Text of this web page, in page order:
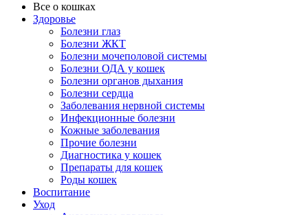
Все о кошках
Здоровье
Болезни глаз
Болезни ЖКТ
Болезни мочеполовой системы
Болезни ОДА у кошек
Болезни органов дыхания
Болезни сердца
Заболевания нервной системы
Инфекционные болезни
Кожные заболевания
Прочие болезни
Диагностика у кошек
Препараты для кошек
Роды кошек
Воспитание
Уход